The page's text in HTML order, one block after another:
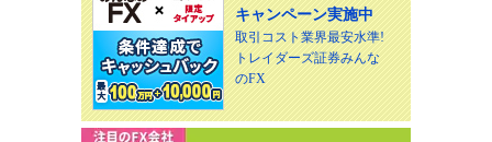
キャンペーン実施中
取引コスト業界最安水準!
トレイダーズ証券みんな
のFX